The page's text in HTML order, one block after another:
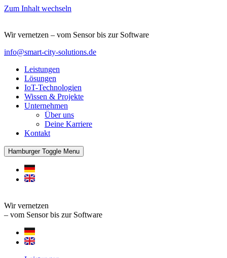
Zum Inhalt wechseln
Wir vernetzen – vom Sensor bis zur Software
info@smart-city-solutions.de
Leistungen
Lösungen
IoT-Technologien
Wissen & Projekte
Unternehmen
Über uns
Deine Karriere
Kontakt
Hamburger Toggle Menu
Wir vernetzen
– vom Sensor bis zur Software